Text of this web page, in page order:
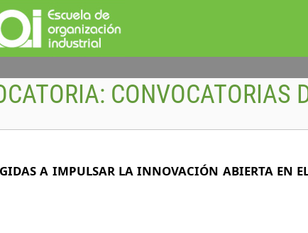
CONVOCATORIAS
A IMPULSAR LA INNOVACIÓN ABIERTA EN